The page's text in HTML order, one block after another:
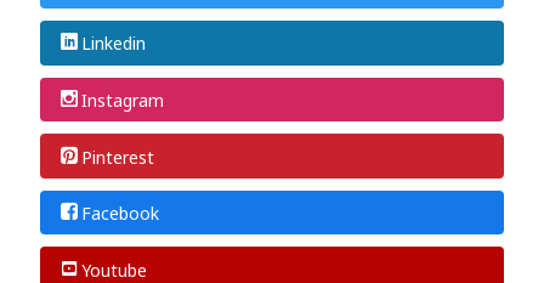
Linkedin
Instagram
Pinterest
Facebook
Youtube